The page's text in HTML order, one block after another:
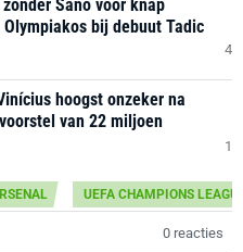
Sano voor knap
bij debuut Tadic
4
hoogst onzeker na
van 22 miljoen
1
UEFA CHAMPIONS
0 reacties